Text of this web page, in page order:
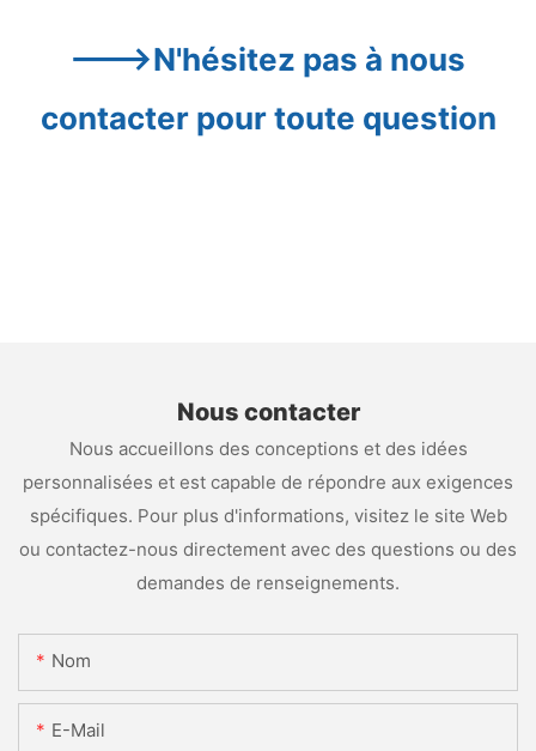
--->N'hésitez pas à nous
contacter pour toute question
Nous contacter
Nous accueillons des conceptions et des idées
personnalisées et est capable de répondre aux exigences
spécifiques. Pour plus d'informations, visitez le site Web
ou contactez-nous directement avec des questions ou des
demandes de renseignements.
Nom
E-Mail